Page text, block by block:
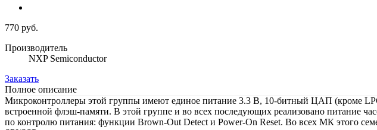
770 руб.
Производитель
NXP Semiconductor
Заказать
Полное описание
Микроконтроллеры этой группы имеют единое питание 3.3 В, 10-битный ЦАП (кроме
встроенной флэш-памяти. В этой группе и во всех последующих реализовано питание
по контролю питания: функции Brown-Out Detect и Power-On Reset. Во всех МК этого